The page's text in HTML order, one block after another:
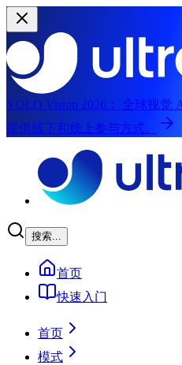
YOLO Vision 2026：
全球视觉
提供线下和线上参与方式。
搜索...
首页
快速入门
首页
模式